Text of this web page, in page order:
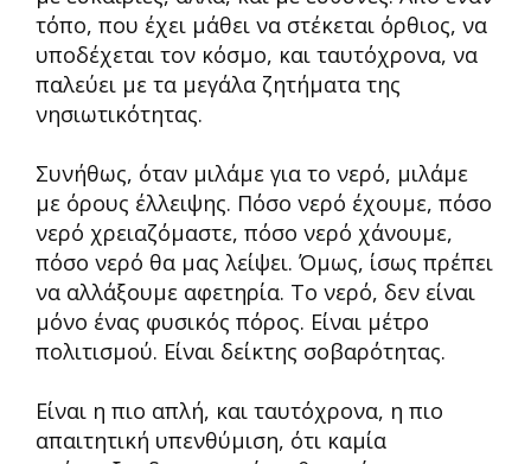
τόπο, που έχει μάθει να στέκεται όρθιος, να
υποδέχεται τον κόσμο, και ταυτόχρονα, να
παλεύει με τα μεγάλα ζητήματα της
νησιωτικότητας.
Συνήθως, όταν μιλάμε για το νερό, μιλάμε
με όρους έλλειψης. Πόσο νερό έχουμε, πόσο
νερό χρειαζόμαστε, πόσο νερό χάνουμε,
πόσο νερό θα μας λείψει. Όμως, ίσως πρέπει
να αλλάξουμε αφετηρία. Το νερό, δεν είναι
μόνο ένας φυσικός πόρος. Είναι μέτρο
πολιτισμού. Είναι δείκτης σοβαρότητας.
Είναι η πιο απλή, και ταυτόχρονα, η πιο
απαιτητική υπενθύμιση, ότι καμία